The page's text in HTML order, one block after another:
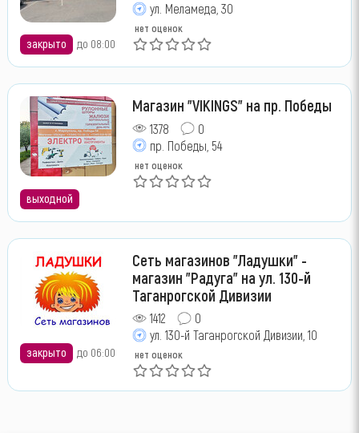
закрыто до 08:00
ул. Меламеда, 30
нет оценок
выходной
Магазин "VIKINGS" на пр. Победы
1378
0
пр. Победы, 54
нет оценок
закрыто до 06:00
Сеть магазинов "Ладушки" -
магазин "Радуга" на ул. 130-й
Таганрогской Дивизии
1412
0
ул. 130-й Таганрогской Дивизии, 10
нет оценок